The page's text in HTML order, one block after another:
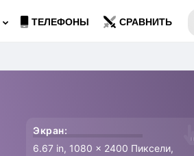
ТЕЛЕФОНЫ СРАВНИТЬ
Экран:
6.67 in, 1080 x 2400 Пиксели,